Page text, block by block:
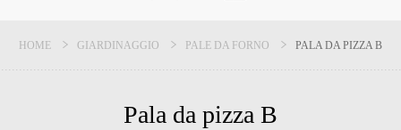
HOME GIARDINAGGIO PALE DA FORNO PALA DA PIZZA B
Pala da pizza B